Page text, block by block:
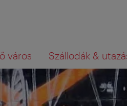
város Szállodák &
a térképen KERESÉS